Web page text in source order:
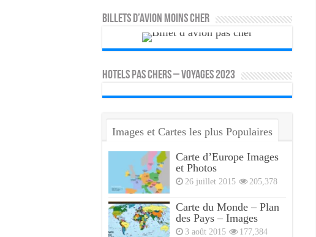
Billets d’avion moins cher
HOTELS PAS CHERS – VOYAGES 2023
Images et Cartes les plus Populaires
Carte d’Europe Images
et Photos
26 juillet 2015 205,378
Carte du Monde – Plan
des Pays – Images
3 août 2015 177,384